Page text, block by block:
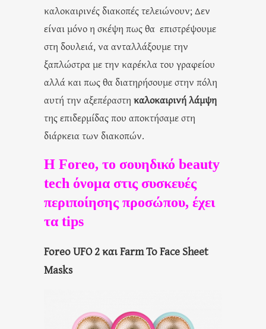
καλοκαιρινές διακοπές τελειώνουν; Δεν
είναι μόνο η σκέψη πως θα επιστρέψουμε
στη δουλειά, να ανταλλάξουμε την
ξαπλώστρα με την καρέκλα του γραφείου
αλλά και πως θα διατηρήσουμε στην πόλη
αυτή την αξεπέραστη καλοκαιρινή λάμψη
της επιδερμίδας που αποκτήσαμε στη
διάρκεια των διακοπών.
Η Foreo, το σουηδικό beauty
tech όνομα στις συσκευές
περιποίησης προσώπου, έχει
τα tips
Foreo UFO 2 και Farm To Face Sheet
Masks